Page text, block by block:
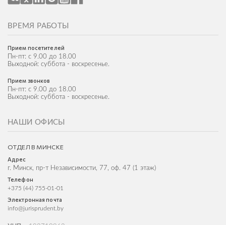
НАШИ ОФИСЫ
ОТДЕЛ В МИНСКЕ
Адрес
г. Минск, пр-т Независимости, 77, оф. 47 (1 этаж)
Телефон
+375 (44) 755-01-01
Электронная почта
info@jurisprudent.by
ВРЕМЯ РАБОТЫ
Прием посетителей
Пн-пт: с 9.00 до 18.00
Выходной: суббота - воскресенье.
Прием звонков
Пн-пт: с 9.00 до 18.00
Выходной: суббота - воскресенье.